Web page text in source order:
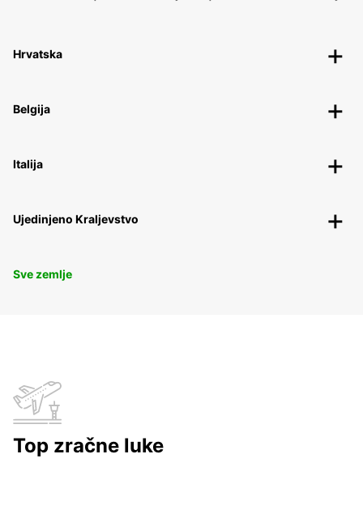
Hrvatska
Belgija
Italija
Ujedinjeno Kraljevstvo
Sve zemlje
Top zračne luke